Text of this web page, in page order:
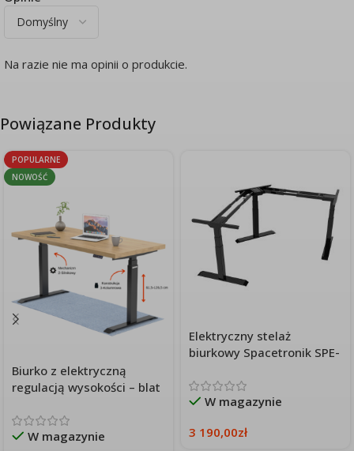
Na razie nie ma opinii o produkcie.
Powiązane Produkty
POPULARNE
NOWOŚĆ
Biurko z elektryczną
regulacją wysokości – blat
W magazynie
Elektryczny stelaż
biurkowy Spacetronik SPE-
W magazynie
3 190,00zł